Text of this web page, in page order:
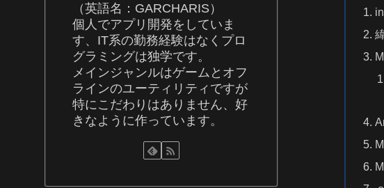
（英語名：GARCHARIS）
個人でアプリ開発をしていま
す、IT系の勤務経験はなくプロ
グラミングは独学です。
メインジャンルはゲームとオフ
ラインのユーティリティですが
特にこだわりはありません、好
きなように作っています。